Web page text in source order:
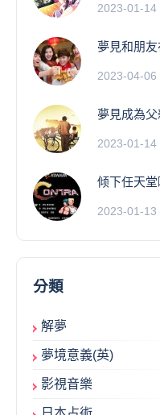
2023-01-14
夢見和朋
2023-04-06
夢見成為
2023-01-14
倾下任天
2023-01-13
分類
解夢
夢境意義(英)
影視音樂